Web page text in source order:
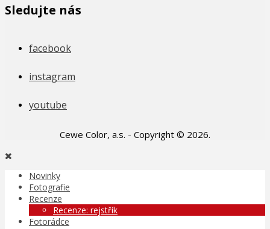
Sledujte nás
facebook
instagram
youtube
Cewe Color, a.s. - Copyright © 2026.
Novinky
Fotografie
Recenze
Recenze: rejstřík
Fotorádce